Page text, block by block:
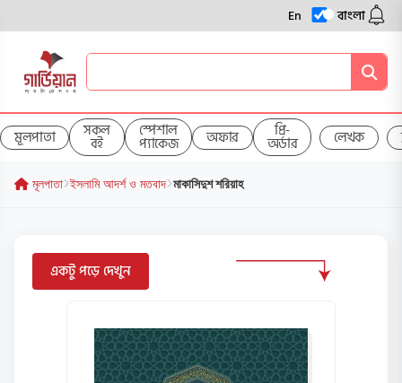
En বাংলা
মূলপাতা সকল
বই
স্পেশাল
প্যাকেজ অফার প্রি-
অর্ডার লেখক
মূলপাতা ইসলামি আদর্শ ও মতবাদ মাকাসিদুশ শরিয়াহ
একটু পড়ে দেখুন